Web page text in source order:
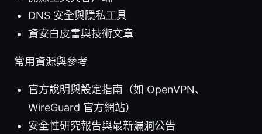
DNS 安全與隱私工具
資安白皮書與技術文章
常用資源與參考
官方說明與設定指南（如 OpenVPN、
WireGuard 官方網站）
安全性研究報告與最新漏洞公告